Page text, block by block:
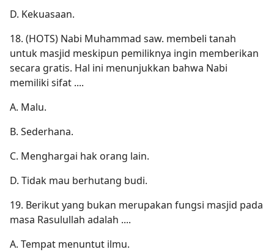
D. Kekuasaan.
18. (HOTS) Nabi Muhammad saw. membeli tanah
untuk masjid meskipun pemiliknya ingin memberikan
secara gratis. Hal ini menunjukkan bahwa Nabi
memiliki sifat ....
A. Malu.
B. Sederhana.
C. Menghargai hak orang lain.
D. Tidak mau berhutang budi.
19. Berikut yang bukan merupakan fungsi masjid pada
masa Rasulullah adalah ....
A. Tempat menuntut ilmu.